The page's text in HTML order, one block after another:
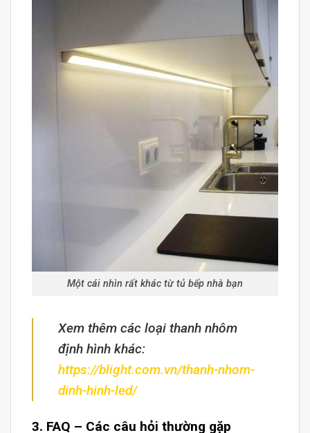
Một cái nhìn rất khác từ tủ bếp nhà bạn
Xem thêm các loại thanh nhôm
định hình khác:
https://blight.com.vn/thanh-nhom-
dinh-hinh-led/
3. FAQ – Các câu hỏi thường gặp